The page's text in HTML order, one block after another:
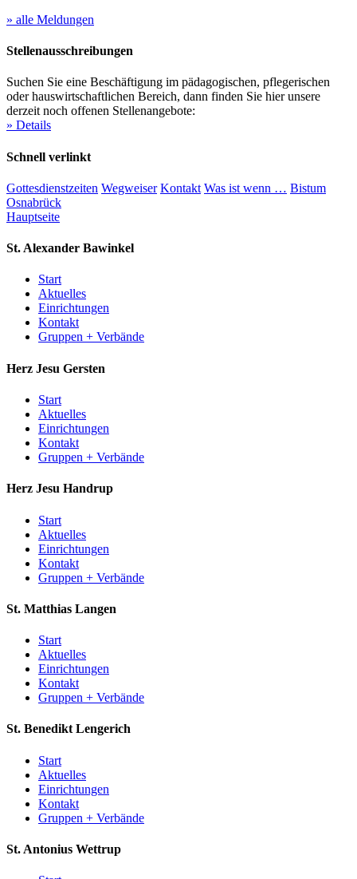
» alle Meldungen
Stellenausschreibungen
Suchen Sie eine Beschäftigung im pädagogischen, pflegerischen
oder hauswirtschaftlichen Bereich, dann finden Sie hier unsere
derzeit noch offenen Stellenangebote:
» Details
Schnell verlinkt
Gottesdienstzeiten Wegweiser Kontakt Was ist wenn … Bistum
Osnabrück
Hauptseite
St. Alexander Bawinkel
Start
Aktuelles
Einrichtungen
Kontakt
Gruppen + Verbände
Herz Jesu Gersten
Start
Aktuelles
Einrichtungen
Kontakt
Gruppen + Verbände
Herz Jesu Handrup
Start
Aktuelles
Einrichtungen
Kontakt
Gruppen + Verbände
St. Matthias Langen
Start
Aktuelles
Einrichtungen
Kontakt
Gruppen + Verbände
St. Benedikt Lengerich
Start
Aktuelles
Einrichtungen
Kontakt
Gruppen + Verbände
St. Antonius Wettrup